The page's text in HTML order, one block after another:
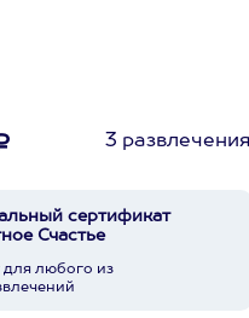
3
сертификат
Счастье
для любого из